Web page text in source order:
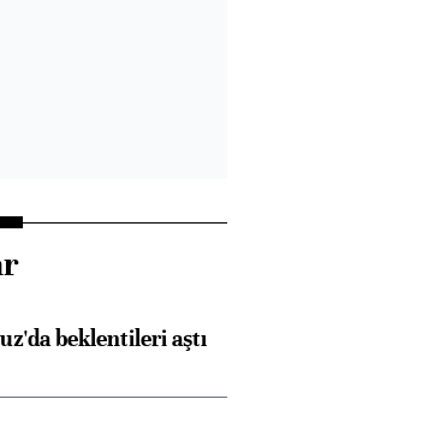
beklentileri aştı